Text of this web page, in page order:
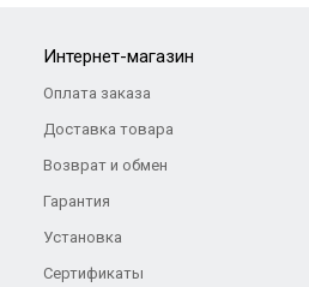
Интернет-магазин
Оплата заказа
Доставка товара
Возврат и обмен
Гарантия
Установка
Сертификаты